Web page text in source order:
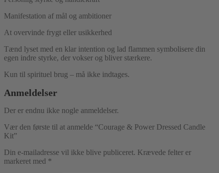
Manifestation af mål og ambitioner
At overvinde frygt eller usikkerhed
Tænd lyset med en klar intention og lad flammen symbolisere din
egen indre styrke, der vokser og bliver stærkere.
Kun til spirituel brug – må ikke indtages.
Anmeldelser
Der er endnu ikke nogle anmeldelser.
Vær den første til at anmelde “Courage & Power Dressed Candle
Kit”
Din e-mailadresse vil ikke blive publiceret. Krævede felter er
markeret med *